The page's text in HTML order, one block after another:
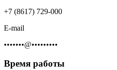
+7 (8617) 729-000
E-mail
•••••••@•••••••••
Время работы